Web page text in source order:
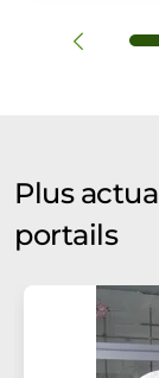
Plus
portails